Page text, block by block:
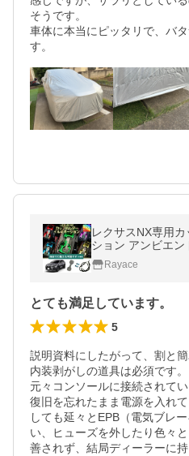
そうです。
車体に本当にピッタリで、バ
す。
レクサスNX専用
ション アンビエン
NX350 NX350h
yaceRayace
とても満足しています。
5
説明資料にしたがって、割と
内装剥がしの道具は必須です。
元々コンソールに接続されて
復旧を忘れたまま電源を入れ
しても延々とEPB（電気ブレ
い、ヒューズを外したり色々
善されず、結局ディーラーに